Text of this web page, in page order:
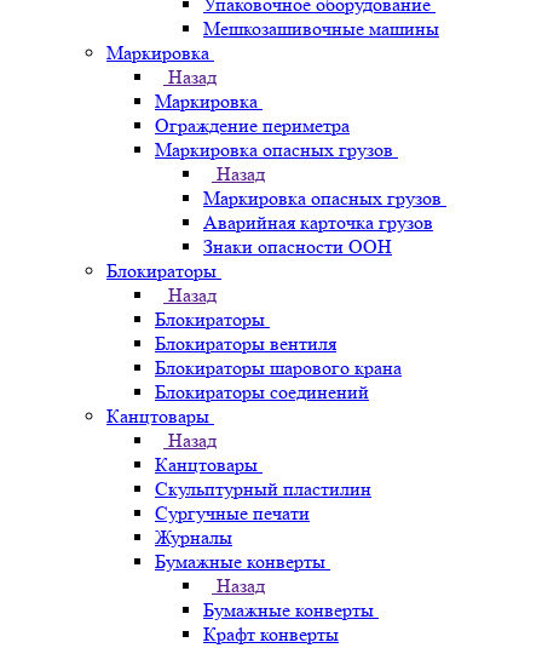
Мешкозашивочные машины
Маркировка
Назад
Маркировка
Ограждение периметра
Маркировка опасных грузов
Назад
Маркировка опасных грузов
Аварийная карточка грузов
Знаки опасности ООН
Блокираторы
Назад
Блокираторы
Блокираторы вентиля
Блокираторы шарового крана
Блокираторы соединений
Канцтовары
Назад
Канцтовары
Скульптурный пластилин
Сургучные печати
Журналы
Бумажные конверты
Назад
Бумажные конверты
Крафт конверты